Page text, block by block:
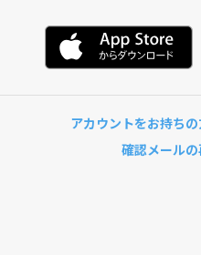
アカウントをお持ちの
確認メール